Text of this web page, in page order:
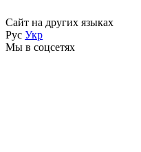
Сайт на других языках
Рус Укр
Мы в соцсетях